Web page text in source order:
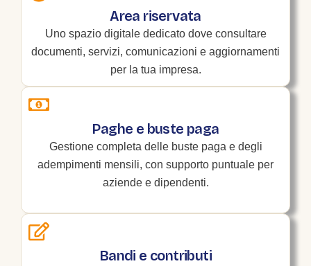
Area riservata
Uno spazio digitale dedicato dove consultare
documenti, servizi, comunicazioni e aggiornamenti
per la tua impresa.
Paghe e buste paga
Gestione completa delle buste paga e degli
adempimenti mensili, con supporto puntuale per
aziende e dipendenti.
Bandi e contributi